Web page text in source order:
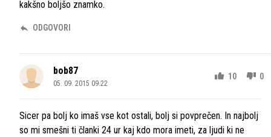
kakšno boljšo znamko.
ODGOVORI
bob87
05. 09. 2015 09.22
10 0
Sicer pa bolj ko imaš vse kot ostali, bolj si povprečen. In najbolj
so mi smešni ti članki 24 ur kaj kdo mora imeti, za ljudi ki ne